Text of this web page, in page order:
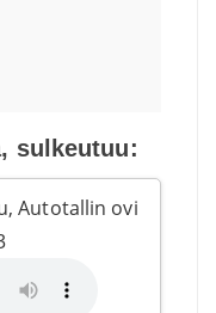
sulkeutuu:
Autotallin ovi